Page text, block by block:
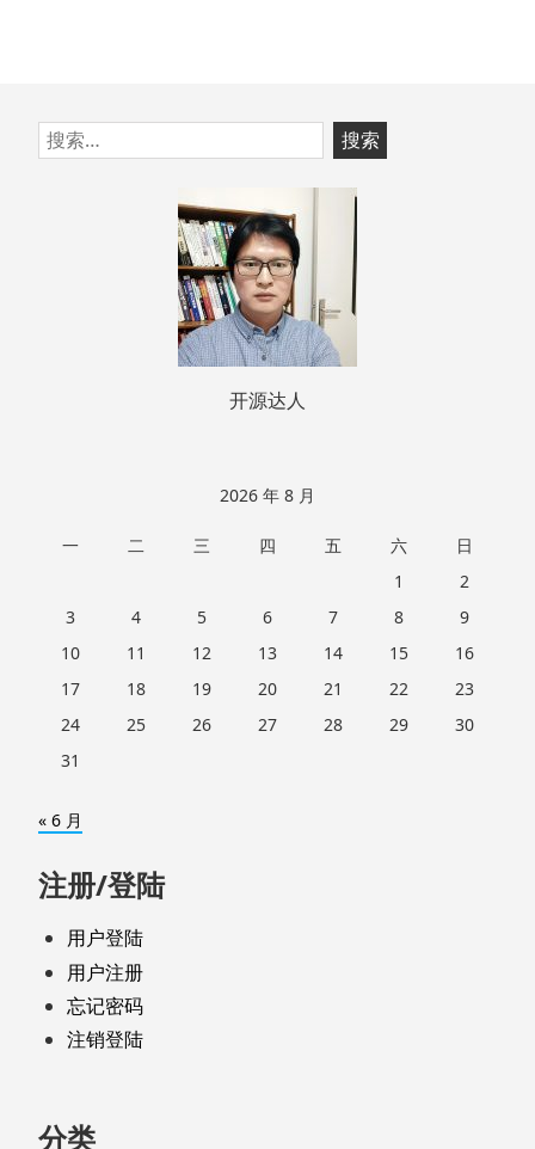
跳
至
搜
索：
开源达人
2026 年 8 月
一 二 三 四 五 六
日
1
2
3
4 5 6 7 8
9
10
11 12 13 14 15
16
17
18 19 20 21 22
23
24
25 26 27 28 29
30
31
« 6 月
注册/登陆
用户登陆
用户注册
忘记密码
注销登陆
分类